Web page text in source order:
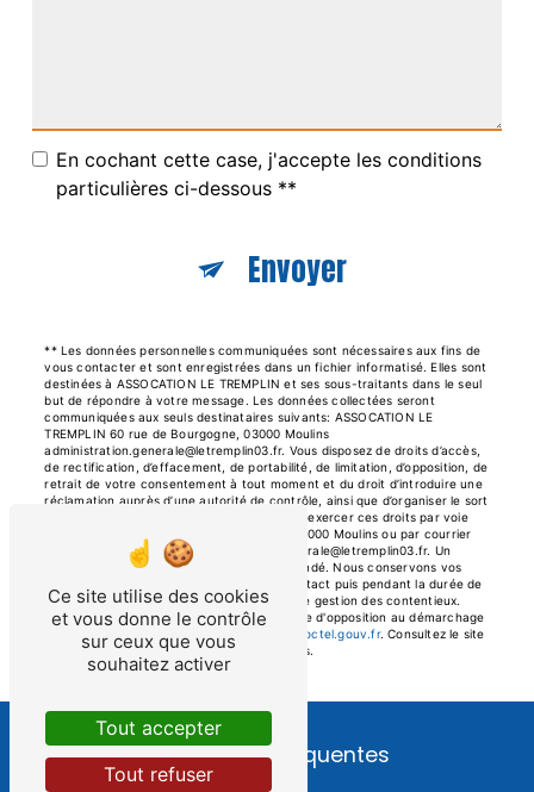
En cochant cette case, j'accepte les conditions
particulières ci-dessous **
Envoyer
** Les données personnelles communiquées sont nécessaires aux fins de
vous contacter et sont enregistrées dans un fichier informatisé. Elles sont
destinées à ASSOCATION LE TREMPLIN et ses sous-traitants dans le seul
but de répondre à votre message. Les données collectées seront
communiquées aux seuls destinataires suivants: ASSOCATION LE
TREMPLIN 60 rue de Bourgogne, 03000 Moulins
administration.generale@letremplin03.fr. Vous disposez de droits d’accès,
de rectification, d’effacement, de portabilité, de limitation, d’opposition, de
retrait de votre consentement à tout moment et du droit d’introduire une
réclamation auprès d’une autorité de contrôle, ainsi que d’organiser le sort
de vos données post-mortem. Vous pouvez exercer ces droits par voie
postale à l'adresse 60 rue de Bourgogne, 03000 Moulins ou par courrier
électronique à l'adresse administration.generale@letremplin03.fr. Un
justificatif d'identité pourra vous être demandé. Nous conservons vos
données pendant la période de prise de contact puis pendant la durée de
prescription légale aux fins probatoires et de gestion des contentieux.
Vous avez le droit de vous inscrire sur la liste d'opposition au démarchage
Bloctel.gouv.fr. Consultez le site
cnil.fr pour plus d’informations sur vos droits.
Recherches fréquentes
Ce site utilise des cookies
et vous donne le contrôle
sur ceux que vous
souhaitez activer
Tout accepter
Tout refuser